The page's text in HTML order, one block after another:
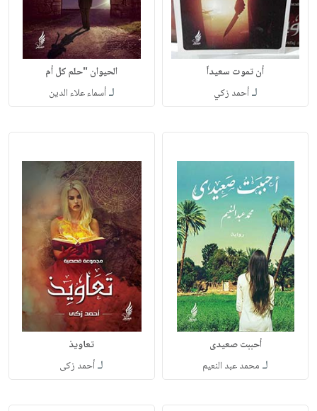
أن تموت سعيداً
لـأحمد زكي
الحيوان "حلم كل أم
لـأسماء علاء الدين
أحببت صعيدى
لـ محمد عبد النعيم
تعاويذ
لـأحمد زكى